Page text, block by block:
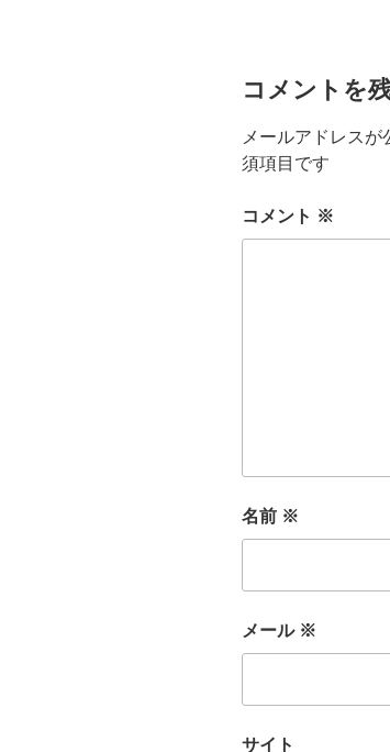
コメントを
メールアドレスが
須項目です
コメント ※
名前 ※
メール ※
サイト